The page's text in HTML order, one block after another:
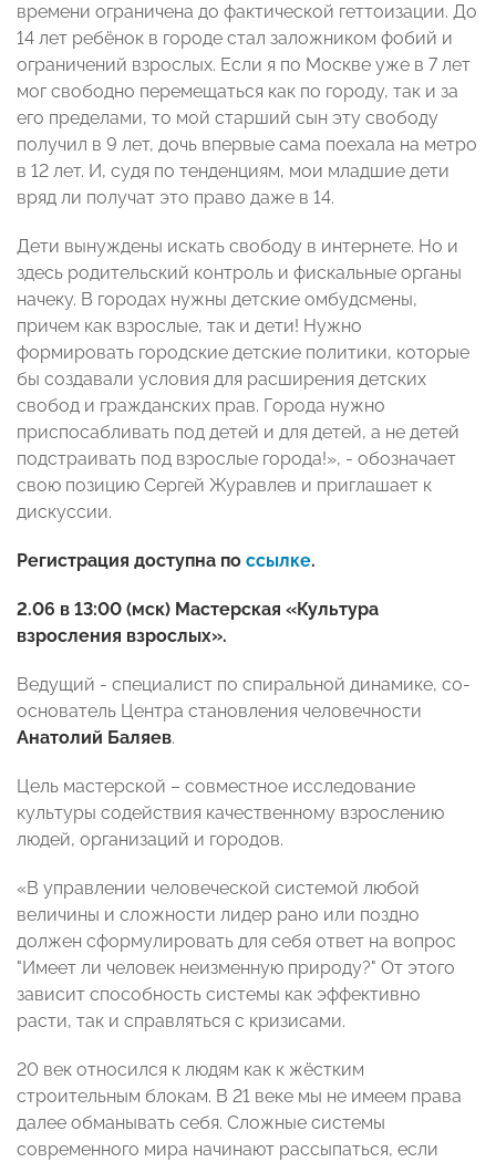
времени ограничена до фактической геттоизации. До
14 лет ребёнок в городе стал заложником фобий и
ограничений взрослых. Если я по Москве уже в 7 лет
мог свободно перемещаться как по городу, так и за
его пределами, то мой старший сын эту свободу
получил в 9 лет, дочь впервые сама поехала на метро
в 12 лет. И, судя по тенденциям, мои младшие дети
вряд ли получат это право даже в 14.
Дети вынуждены искать свободу в интернете. Но и
здесь родительский контроль и фискальные органы
начеку. В городах нужны детские омбудсмены,
причем как взрослые, так и дети! Нужно
формировать городские детские политики, которые
бы создавали условия для расширения детских
свобод и гражданских прав. Города нужно
приспосабливать под детей и для детей, а не детей
подстраивать под взрослые города!», - обозначает
свою позицию Сергей Журавлев и приглашает к
дискуссии.
Регистрация доступна по ссылке.
2.06 в 13:00 (мск) Мастерская «Культура
взросления взрослых».
Ведущий - специалист по спиральной динамике, со-
основатель Центра становления человечности
Анатолий Баляев.
Цель мастерской – совместное исследование
культуры содействия качественному взрослению
людей, организаций и городов.
«В управлении человеческой системой любой
величины и сложности лидер рано или поздно
должен сформулировать для себя ответ на вопрос
"Имеет ли человек неизменную природу?" От этого
зависит способность системы как эффективно
расти, так и справляться с кризисами.
20 век относился к людям как к жёстким
строительным блокам. В 21 веке мы не имеем права
далее обманывать себя. Сложные системы
современного мира начинают рассыпаться, если